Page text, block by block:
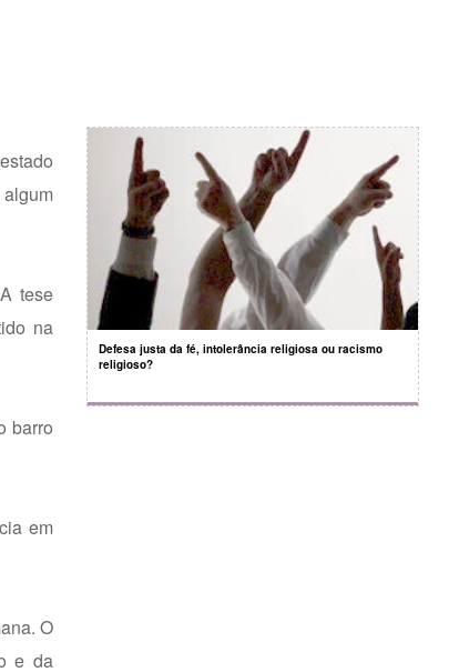
algum
tese
na
barro
em
O
e da
Defesa justa da fé, intolerância religiosa ou racismo
religioso?